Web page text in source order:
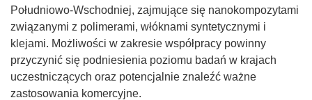
Południowo-Wschodniej, zajmujące się nanokompozytami
związanymi z polimerami, włóknami syntetycznymi i
klejami. Możliwości w zakresie współpracy powinny
przyczynić się podniesienia poziomu badań w krajach
uczestniczących oraz potencjalnie znaleźć ważne
zastosowania komercyjne.